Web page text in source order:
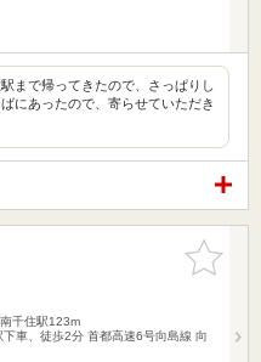
まで帰ってきたので、さっぱりし
にあったので、寄らせていただき
お気に入
りに追加
南千住駅123m
車、徒歩2分 首都高速6号向島線 向